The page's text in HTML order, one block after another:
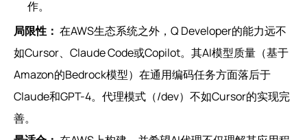
作。
局限性： 在AWS生态系统之外，Q Developer的能力远不
如Cursor、Claude Code或Copilot。其AI模型质量（基于
Amazon的Bedrock模型）在通用编码任务方面落后于
Claude和GPT-4。代理模式（/dev）不如Cursor的实现完
善。